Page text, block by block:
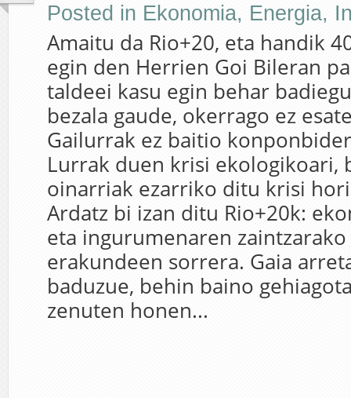
Posted in Ekonomia, Energia,
Amaitu da Rio+20, eta handik
egin den Herrien Goi Bileran
taldeei kasu egin behar
bezala gaude, okerrago ez
Gailurrak ez baitio
Lurrak duen krisi ekologikoari,
oinarriak ezarriko ditu krisi
Ardatz bi izan ditu Rio+20k:
eta ingurumenaren
erakundeen sorrera. Gaia
baduzue, behin baino
zenuten honen...